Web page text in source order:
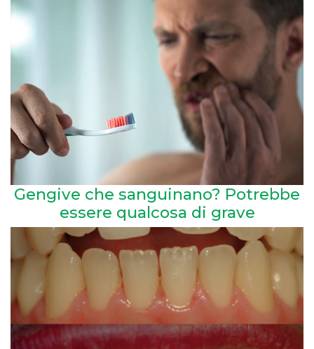
Gengive che sanguinano? Potrebbe
essere qualcosa di grave